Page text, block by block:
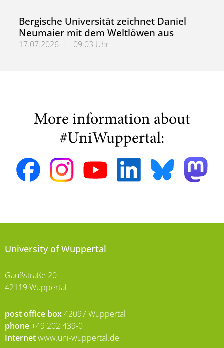
Bergische Universität zeichnet Daniel
Neumaier mit dem Weltlöwen aus
17.07.2026 |
09:03 Uhr
More information about
#UniWuppertal:
University of Wuppertal
Gaußstraße 20
42119 Wuppertal
post office box42097 Wuppertal
phone +49 202 439-0
Internetwww.uni-wuppertal.de